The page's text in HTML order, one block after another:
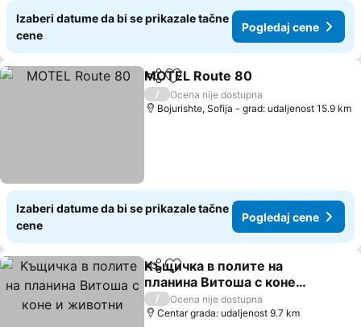
Izaberi datume da bi se prikazale tačne
cene
Pogledaj cene
Deli Dodati u favorite
MOTEL Route 80
/
Ocena nije dostupna
Bojurishte, Sofija - grad: udaljenost 15.9 km
Izaberi datume da bi se prikazale tačne
cene
Pogledaj cene
Deli Dodati u favorite
Kъщичка в полите на
планина Витоша с коне и
животни
/
Ocena nije dostupna
Centar grada: udaljenost 9.7 km